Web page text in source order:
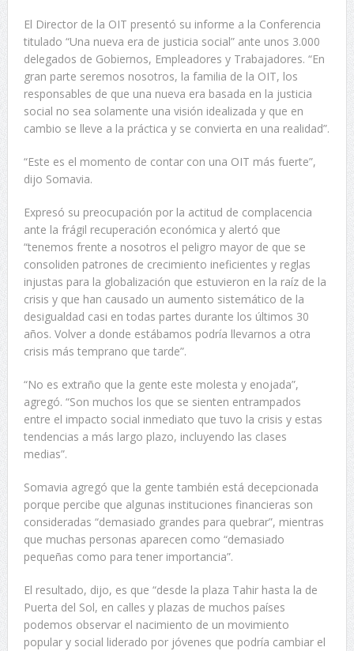
El Director de la OIT presentó su informe a la Conferencia
titulado “Una nueva era de justicia social” ante unos 3.000
delegados de Gobiernos, Empleadores y Trabajadores. “En
gran parte seremos nosotros, la familia de la OIT, los
responsables de que una nueva era basada en la justicia
social no sea solamente una visión idealizada y que en
cambio se lleve a la práctica y se convierta en una realidad”.
“Este es el momento de contar con una OIT más fuerte”,
dijo Somavia.
Expresó su preocupación por la actitud de complacencia
ante la frágil recuperación económica y alertó que
“tenemos frente a nosotros el peligro mayor de que se
consoliden patrones de crecimiento ineficientes y reglas
injustas para la globalización que estuvieron en la raíz de la
crisis y que han causado un aumento sistemático de la
desigualdad casi en todas partes durante los últimos 30
años. Volver a donde estábamos podría llevarnos a otra
crisis más temprano que tarde”.
“No es extraño que la gente este molesta y enojada”,
agregó. “Son muchos los que se sienten entrampados
entre el impacto social inmediato que tuvo la crisis y estas
tendencias a más largo plazo, incluyendo las clases
medias”.
Somavia agregó que la gente también está decepcionada
porque percibe que algunas instituciones financieras son
consideradas “demasiado grandes para quebrar”, mientras
que muchas personas aparecen como “demasiado
pequeñas como para tener importancia”.
El resultado, dijo, es que “desde la plaza Tahir hasta la de
Puerta del Sol, en calles y plazas de muchos países
podemos observar el nacimiento de un movimiento
popular y social liderado por jóvenes que podría cambiar el